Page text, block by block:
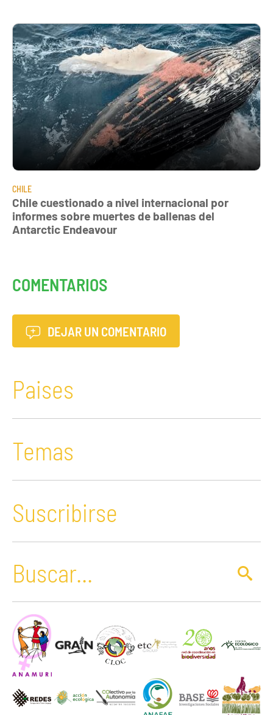
CHILE
Chile cuestionado a nivel internacional por
informes sobre muertes de ballenas del
Antarctic Endeavour
COMENTARIOS
DEJAR UN COMENTARIO
Paises
Temas
Suscribirse